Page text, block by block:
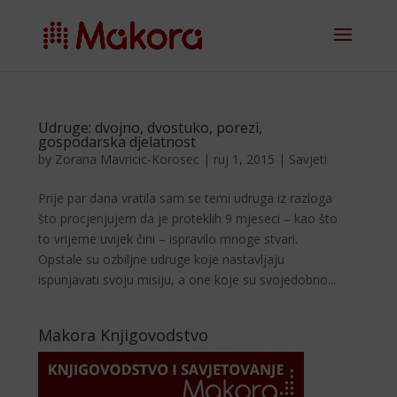
Udruge: dvojno, dvostuko, porezi,
gospodarska djelatnost
by Zorana Mavricic-Korosec | ruj 1, 2015 | Savjeti
Prije par dana vratila sam se temi udruga iz razloga
što procjenjujem da je proteklih 9 mjeseci – kao što
to vrijeme uvijek čini – ispravilo mnoge stvari.
Opstale su ozbiljne udruge koje nastavljaju
ispunjavati svoju misiju, a one koje su svojedobno...
Makora Knjigovodstvo